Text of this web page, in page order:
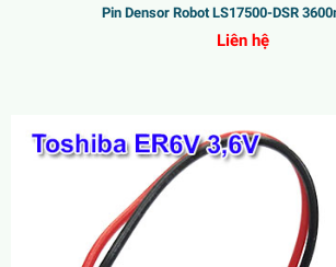
Pin Densor Robot LS17500-DSR
Liên hệ